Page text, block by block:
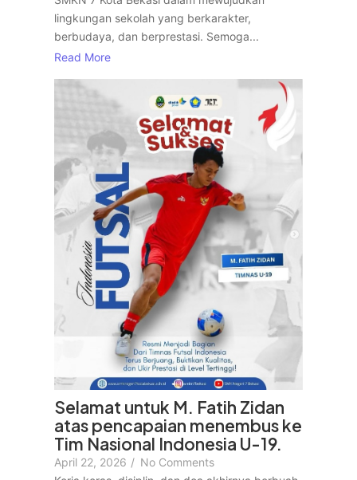
lingkungan sekolah yang berkarakter,
berbudaya, dan berprestasi. Semoga...
Read More
Selamat untuk M. Fatih Zidan
atas pencapaian menembus ke
Tim Nasional Indonesia U-19.
April 22, 2026 / No Comments